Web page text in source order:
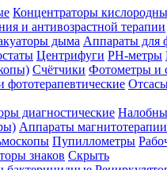
Концентраторы
и антивозрастной терапии
дыма Аппараты для
Центрифуги PH-метры
Счётчики Фотометры и
фототерапевтические
диагностические
Аппараты магнитотерапии
Пупиллометры
знаков Скрыть